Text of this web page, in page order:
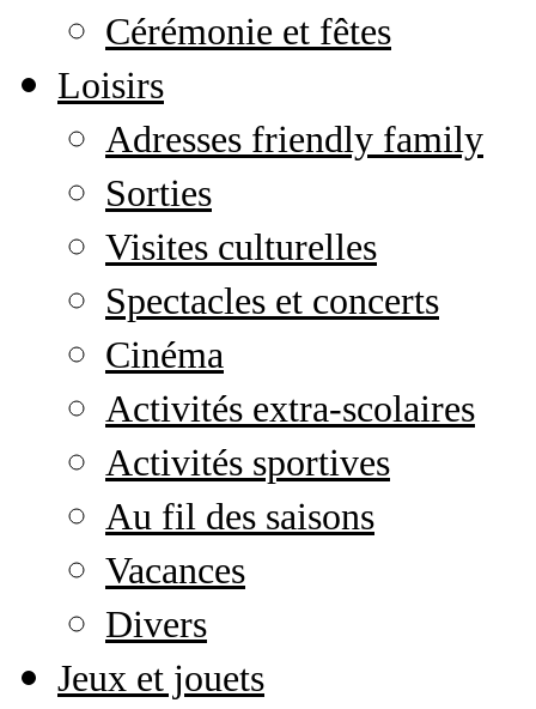
Cérémonie et fêtes
Loisirs
Adresses friendly family
Sorties
Visites culturelles
Spectacles et concerts
Cinéma
Activités extra-scolaires
Activités sportives
Au fil des saisons
Vacances
Divers
Jeux et jouets